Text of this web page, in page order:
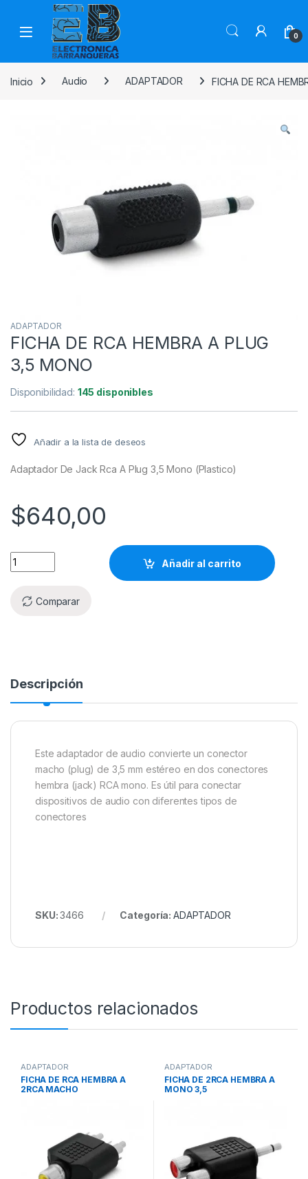
0
Inicio Audio ADAPTADOR FICHA DE RCA
ADAPTADOR
FICHA DE RCA HEMBRA A PLUG
3,5 MONO
Disponibilidad: 145 disponibles
Añadir a la lista de deseos
Adaptador De Jack Rca A Plug 3,5 Mono (Plastico)
$640,00
Añadir al carrito
Comparar
Descripción
Este adaptador de audio convierte un conector
macho (plug) de 3,5 mm estéreo en dos conectores
hembra (jack) RCA mono. Es útil para conectar
dispositivos de audio con diferentes tipos de
conectores
SKU:3466 Categoría: ADAPTADOR
Productos relacionados
ADAPTADOR
FICHA DE RCA HEMBRA A
2RCA MACHO
ADAPTADOR
FICHA DE 2RCA HEMBRA A
MONO 3,5